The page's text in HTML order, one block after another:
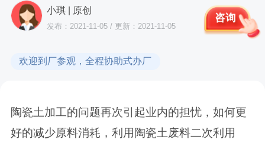
小琪 | 原创
发布：2021-11-05 / 更新：2021-11-05
咨询
欢迎到厂参观，全程协助式办厂
陶瓷土加工的问题再次引起业内的担忧，如何更
好的减少原料消耗，利用陶瓷土废料二次利用